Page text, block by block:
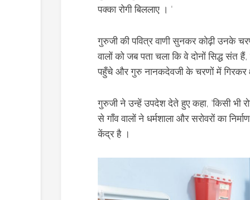
पक्का रोगी बिललाए । ‘
गुरुजी की पवित्र वाणी सुनकर कोढ़ी उनके
वालों को जब पता चला कि वे दोनों सिद्ध संत
पहुँचे और गुरु नानकदेवजी के चरणों में गिरकर
गुरुजी ने उन्हें उपदेश देते हुए कहा, ‘किसी भी
से गाँव वालों ने धर्मशाला और सरोवरों का
केंद्र है ।